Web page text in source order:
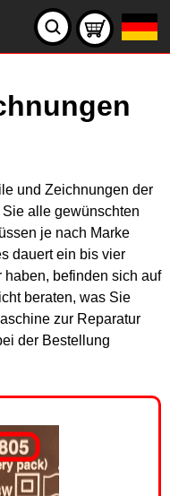
und Zeichnungen der
alle gewünschten
je nach Marke
dauert ein bis vier
befinden sich auf
beraten, was Sie
zur Reparatur
der Bestellung